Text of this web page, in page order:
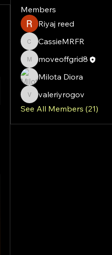
Members
Riyaj reed
CassieMRFR
CassieMRFR
moveoffgrid8
moveoffgrid8
Milota Diora
valeriyrogov
valeriyrogov
See All Members (21)